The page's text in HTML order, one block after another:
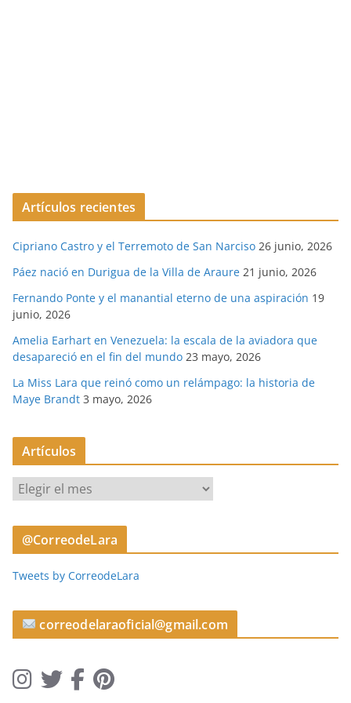
Artículos recientes
Cipriano Castro y el Terremoto de San Narciso 26 junio, 2026
Páez nació en Durigua de la Villa de Araure 21 junio, 2026
Fernando Ponte y el manantial eterno de una aspiración 19
junio, 2026
Amelia Earhart en Venezuela: la escala de la aviadora que
desapareció en el fin del mundo 23 mayo, 2026
La Miss Lara que reinó como un relámpago: la historia de
Maye Brandt 3 mayo, 2026
Artículos
r
t
u
s
@CorreodeLara
Tweets by CorreodeLara
correodelaraoficial@gmail.com